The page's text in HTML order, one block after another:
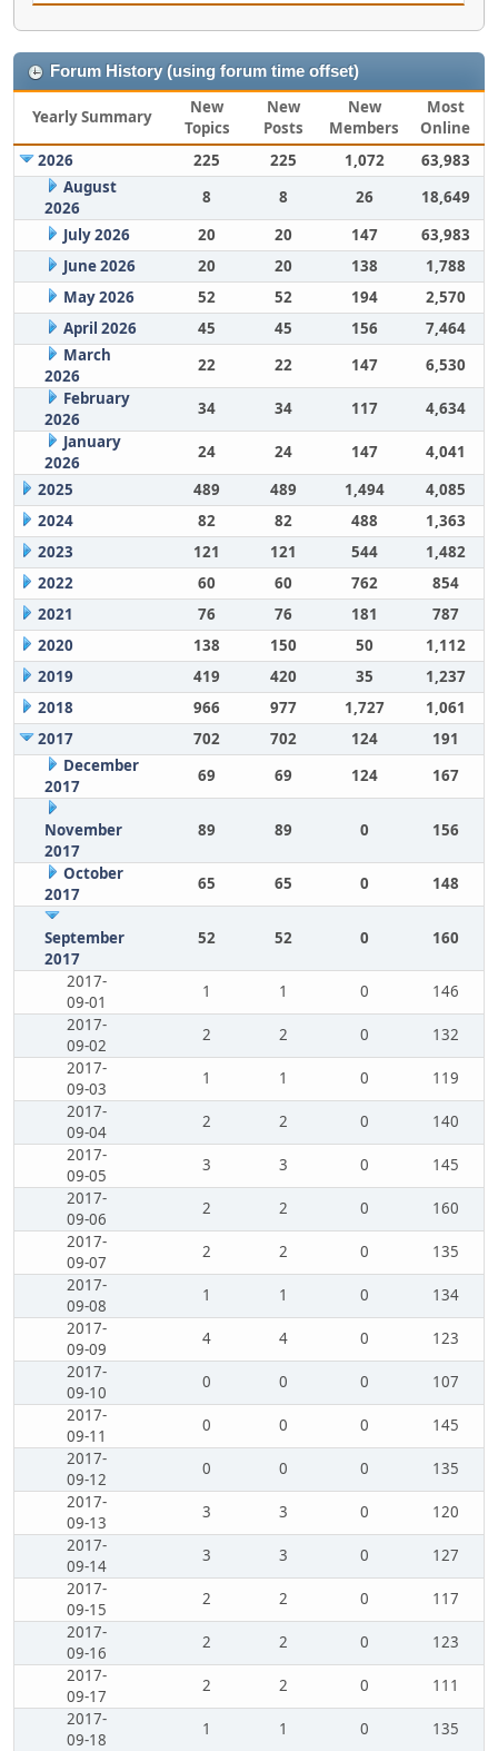
Forum History (using forum time offset)
Yearly Summary
New
Topics
New
Posts
New
Members
Most
Online
2026
225 225 1,072
63,983
August
2026
8 8 26
18,649
July 2026
20 20 147
63,983
June 2026
20 20 138
1,788
May 2026
52 52 194
2,570
April 2026
45 45 156
7,464
March
2026
22 22 147
6,530
February
2026
34 34 117
4,634
January
2026
24 24 147
4,041
2025
489 489 1,494
4,085
2024
82 82 488
1,363
2023
121 121 544
1,482
2022
60 60 762
854
2021
76 76 181
787
2020
138 150 50
1,112
2019
419 420 35
1,237
2018
966 977 1,727
1,061
2017
702 702 124
191
December
2017
69 69 124 167
November
2017
89 89 0 156
October
2017
65 65 0 148
September
2017
52 52 0 160
2017-
09-01
1 1 0
146
2017-
09-02
2 2 0
132
2017-
09-03
1 1 0
119
2017-
09-04
2 2 0
140
2017-
09-05
3 3 0
145
2017-
09-06
2 2 0
160
2017-
09-07
2 2 0
135
2017-
09-08
1 1 0
134
2017-
09-09
4 4 0
123
2017-
09-10
0 0 0
107
2017-
09-11
0 0 0
145
2017-
09-12
0 0 0
135
2017-
09-13
3 3 0
120
2017-
09-14
3 3 0
127
2017-
09-15
2 2 0
117
2017-
09-16
2 2 0
123
2017-
09-17
2 2 0
111
2017-
09-18
1 1 0
135